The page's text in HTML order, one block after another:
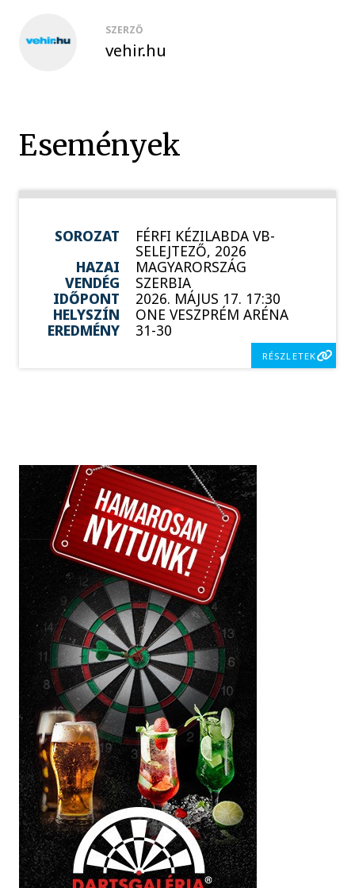
SZERZŐ
vehir.hu
Események
SOROZAT FÉRFI KÉZILABDA VB-
SELEJTEZŐ, 2026
HAZAI
MAGYARORSZÁG
VENDÉG
SZERBIA
IDŐPONT
2026. MÁJUS 17. 17:30
HELYSZÍN
ONE VESZPRÉM ARÉNA
EREDMÉNY
31-30
RÉSZLETEK